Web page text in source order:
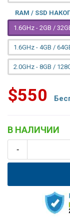
RAM / SSD
1.6GHz - 2GB /
1.6GHz - 4GB /
2.0GHz - 8GB /
$550
В НАЛИЧИИ
-